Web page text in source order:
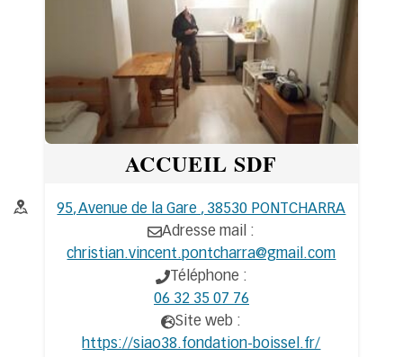
ACCUEIL SDF
Adresse :
95, Avenue de la Gare , 38530 PONTCHARRA
Adresse mail :
christian.vincent.pontcharra@gmail.com
Téléphone :
06 32 35 07 76
Site web :
https://siao38.fondation-boissel.fr/